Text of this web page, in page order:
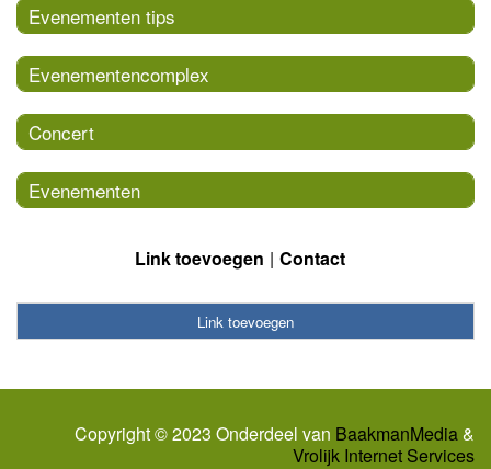
Evenementen tips
Evenementencomplex
Concert
Evenementen
Link toevoegen Contact
Link toevoegen
Copyright © 2023 Onderdeel van BaakmanMedia&
Vrolijk Internet Services